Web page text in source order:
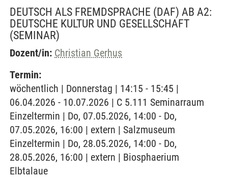
DEUTSCH ALS FREMDSPRACHE (DAF) AB A2:
DEUTSCHE KULTUR UND GESELLSCHAFT
(SEMINAR)
Dozent/in: Christian Gerhus
Termin:
wöchentlich | Donnerstag | 14:15 - 15:45 |
06.04.2026 - 10.07.2026 | C 5.111 Seminarraum
Einzeltermin | Do, 07.05.2026, 14:00 - Do,
07.05.2026, 16:00 | extern | Salzmuseum
Einzeltermin | Do, 28.05.2026, 14:00 - Do,
28.05.2026, 16:00 | extern | Biosphaerium
Elbtalaue